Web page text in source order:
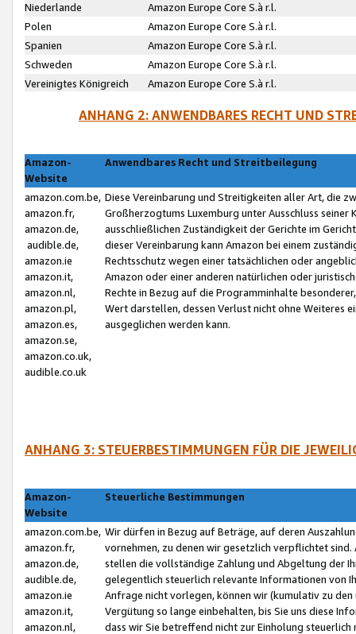
Niederlande
Amazon Europe Core S.à r.l.
Polen
Amazon Europe Core S.à r.l.
Spanien
Amazon Europe Core S.à r.l.
Schweden
Amazon Europe Core S.à r.l.
Vereinigtes Königreich
Amazon Europe Core S.à r.l.
ANHANG 2: ANWENDBARES RECHT UND
Amazon-
Website
Anwendbares Recht und Streitbeilegung
amazon.com.be,
amazon.fr,
amazon.de,
audible.de,
amazon.ie
amazon.it,
amazon.nl,
amazon.pl,
amazon.es,
amazon.se,
amazon.co.uk,
audible.co.uk
Diese Vereinbarung und Streitigkeiten aller Art, die
Großherzogtums Luxemburg unter Ausschluss
ausschließlichen Zuständigkeit der Gerichte im
dieser Vereinbarung kann Amazon bei einem
Rechtsschutz wegen einer tatsächlichen oder
Amazon oder einer anderen natürlichen oder
Rechte in Bezug auf die Programminhalte
Wert darstellen, dessen Verlust nicht ohne Weiteres
ausgeglichen werden kann.
ANHANG 3: STEUERBESTIMMUNGEN FÜR DIE
Amazon-
Website
Steuerliche Bestimmungen
amazon.com.be,
amazon.fr,
amazon.de,
audible.de,
amazon.ie
amazon.it,
amazon.nl,
Wir dürfen in Bezug auf Beträge, auf deren
vornehmen, zu denen wir gesetzlich verpflichtet
stellen die vollständige Zahlung und Abgeltung der
gelegentlich steuerlich relevante Informationen von
Anfrage nicht vorlegen, können wir (kumulativ zu
Vergütung so lange einbehalten, bis Sie uns diese
dass wir Sie betreffend nicht zur Einholung